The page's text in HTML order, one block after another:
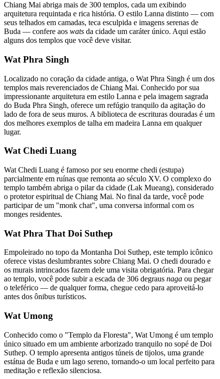
Chiang Mai abriga mais de 300 templos, cada um exibindo
arquitetura requintada e rica história. O estilo Lanna distinto — com
seus telhados em camadas, teca esculpida e imagens serenas de
Buda — confere aos wats da cidade um caráter único. Aqui estão
alguns dos templos que você deve visitar.
Wat Phra Singh
Localizado no coração da cidade antiga, o Wat Phra Singh é um dos
templos mais reverenciados de Chiang Mai. Conhecido por sua
impressionante arquitetura em estilo Lanna e pela imagem sagrada
do Buda Phra Singh, oferece um refúgio tranquilo da agitação do
lado de fora de seus muros. A biblioteca de escrituras douradas é um
dos melhores exemplos de talha em madeira Lanna em qualquer
lugar.
Wat Chedi Luang
Wat Chedi Luang é famoso por seu enorme chedi (estupa)
parcialmente em ruínas que remonta ao século XV. O complexo do
templo também abriga o pilar da cidade (Lak Mueang), considerado
o protetor espiritual de Chiang Mai. No final da tarde, você pode
participar de um "monk chat", uma conversa informal com os
monges residentes.
Wat Phra That Doi Suthep
Empoleirado no topo da Montanha Doi Suthep, este templo icônico
oferece vistas deslumbrantes sobre Chiang Mai. O chedi dourado e
os murais intrincados fazem dele uma visita obrigatória. Para chegar
ao templo, você pode subir a escada de 306 degraus naga ou pegar
o teleférico — de qualquer forma, chegue cedo para aproveitá-lo
antes dos ônibus turísticos.
Wat Umong
Conhecido como o "Templo da Floresta", Wat Umong é um templo
único situado em um ambiente arborizado tranquilo no sopé de Doi
Suthep. O templo apresenta antigos túneis de tijolos, uma grande
estátua de Buda e um lago sereno, tornando-o um local perfeito para
meditação e reflexão silenciosa.